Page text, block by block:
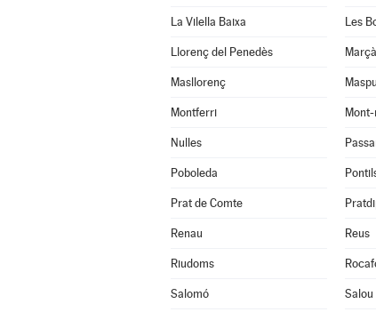
La Vilella Baixa Les
Llorenç del Penedès Marçà
Masllorenç
Montferri Mont-
Nulles
Poboleda
Prat de Comte
Renau Reus
Riudoms
Salomó Salou